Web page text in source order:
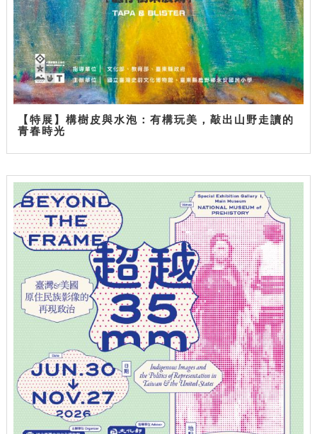
【特展】構樹皮與水泡：有構玩美，敲出山野走讀的
青春時光